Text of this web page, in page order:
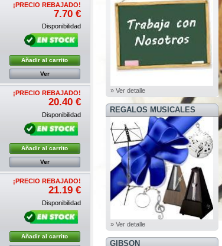
¡PRECIO REBAJADO!
7.70 €
Disponibilidad
Añadir al carrito
Ver
¡PRECIO REBAJADO!
20.40 €
Disponibilidad
Añadir al carrito
Ver
¡PRECIO REBAJADO!
21.19 €
Disponibilidad
Añadir al carrito
» Ver detalle
REGALOS MUSICALES
» Ver detalle
GIBSON